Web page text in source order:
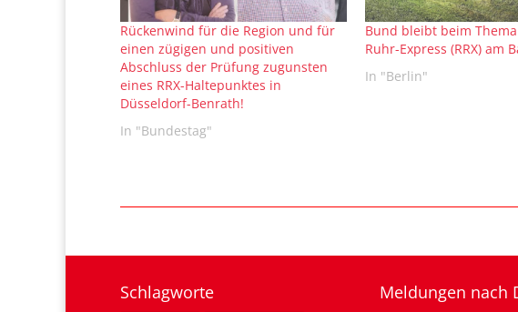
Rückenwind für die Region und für
einen zügigen und positiven
Abschluss der Prüfung zugunsten
eines RRX-Haltepunktes in
Düsseldorf-Benrath!
In "Bundestag"
Bund bleibt beim
Ruhr-Express (RRX) am
In "Berlin"
Schlagworte Meldungen nach